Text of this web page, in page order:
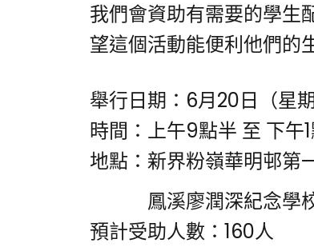
我們會資助有需要的學生
望這個活動能便利他們的
舉行日期：6月20日（星期
時間：上午9點半 至 下午
地點：新界粉嶺華明邨第
鳳溪廖潤深紀念學校
預計受助人數：160人